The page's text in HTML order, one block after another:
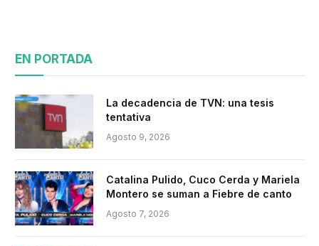
EN PORTADA
La decadencia de TVN: una tesis
tentativa
Agosto 9, 2026
Catalina Pulido, Cuco Cerda y Mariela
Montero se suman a Fiebre de canto
Agosto 7, 2026